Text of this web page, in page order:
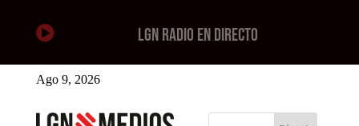
 LGN RADIO EN DIRECTO
Ago 9, 2026